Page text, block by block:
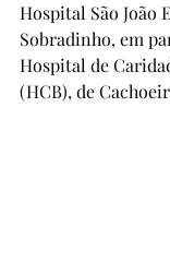
Hospital São João
Sobradinho, em
Hospital de
(HCB), de